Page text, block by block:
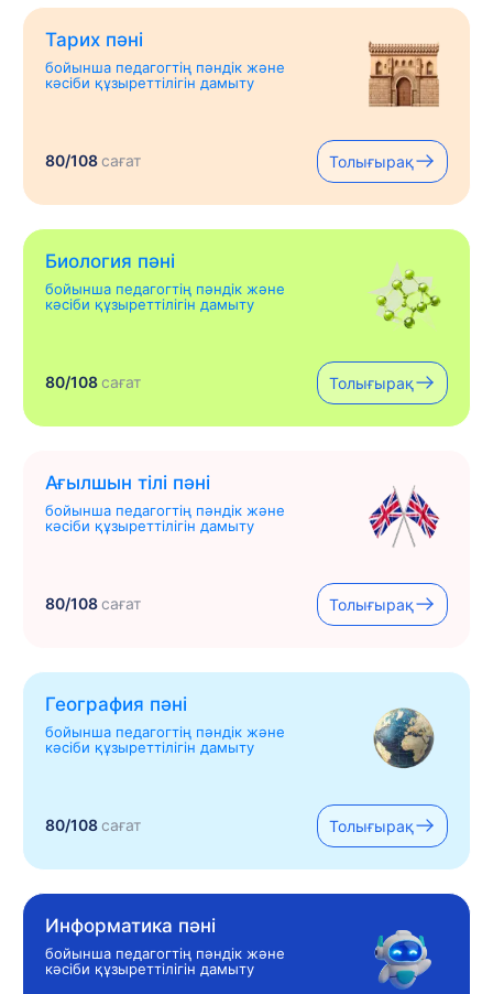
Тарих пәні
бойынша педагогтің пәндік және
кәсіби құзыреттілігін дамыту
80/108сағат Толығырақ
Биология пәні
бойынша педагогтің пәндік және
кәсіби құзыреттілігін дамыту
80/108сағат Толығырақ
Ағылшын тілі пәні
бойынша педагогтің пәндік және
кәсіби құзыреттілігін дамыту
80/108сағат Толығырақ
География пәні
бойынша педагогтің пәндік және
кәсіби құзыреттілігін дамыту
80/108сағат Толығырақ
Информатика пәні
бойынша педагогтің пәндік және
кәсіби құзыреттілігін дамыту